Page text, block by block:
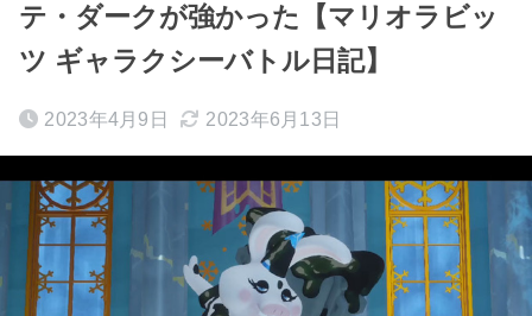
テ・ダークが強かった【マリオラビッ
ツ ギャラクシーバトル日記】
2023年4月9日 2023年6月13日